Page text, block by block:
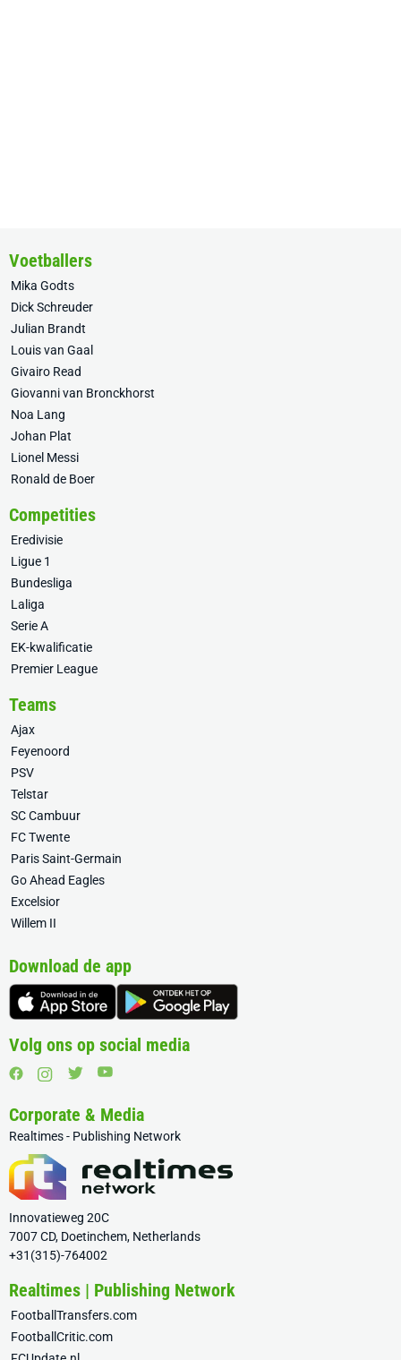
Voetballers
Mika Godts
Dick Schreuder
Julian Brandt
Louis van Gaal
Givairo Read
Giovanni van Bronckhorst
Noa Lang
Johan Plat
Lionel Messi
Ronald de Boer
Competities
Eredivisie
Ligue 1
Bundesliga
Laliga
Serie A
EK-kwalificatie
Premier League
Teams
Ajax
Feyenoord
PSV
Telstar
SC Cambuur
FC Twente
Paris Saint-Germain
Go Ahead Eagles
Excelsior
Willem II
Download de app
Volg ons op social media
Corporate & Media
Realtimes - Publishing Network
Innovatieweg 20C
7007 CD, Doetinchem, Netherlands
+31(315)-764002
Realtimes | Publishing Network
FootballTransfers.com
FootballCritic.com